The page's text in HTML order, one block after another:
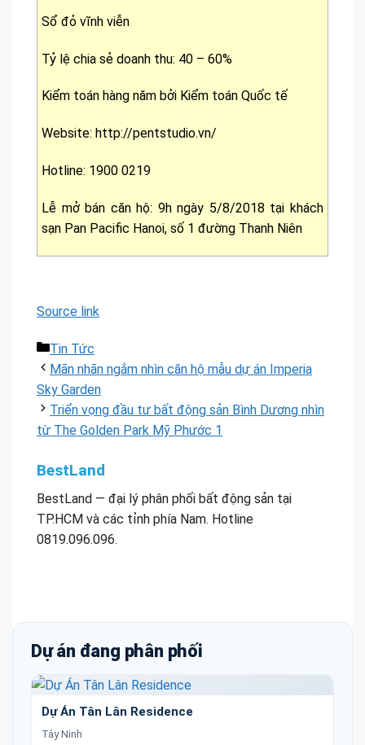
Sổ đỏ vĩnh viễn
Tỷ lệ chia sẻ doanh thu: 40 – 60%
Kiểm toán hàng năm bởi Kiểm toán Quốc tế
Website: http://pentstudio.vn/
Hotline: 1900 0219
Lễ mở bán căn hộ: 9h ngày 5/8/2018 tại khách
sạn Pan Pacific Hanoi, số 1 đường Thanh Niên
Source link
Danh
mục
Tin Tức
Mãn nhãn ngắm nhìn căn hộ mẫu dự án Imperia
Sky Garden
Triển vọng đầu tư bất động sản Bình Dương nhìn
từ The Golden Park Mỹ Phước 1
BestLand
BestLand — đại lý phân phối bất động sản tại
TP.HCM và các tỉnh phía Nam. Hotline
0819.096.096.
Dự án đang phân phối
Dự Án Tân Lân Residence
Tây Ninh